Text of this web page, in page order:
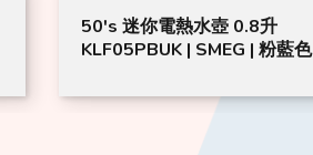
50's 迷你電熱水壺 0.8升
KLF05PBUK | SMEG | 粉藍色